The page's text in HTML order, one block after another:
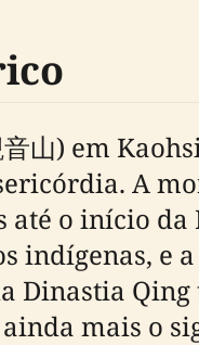
山) em
A
até o início
indígenas, e
Dinastia
mais o